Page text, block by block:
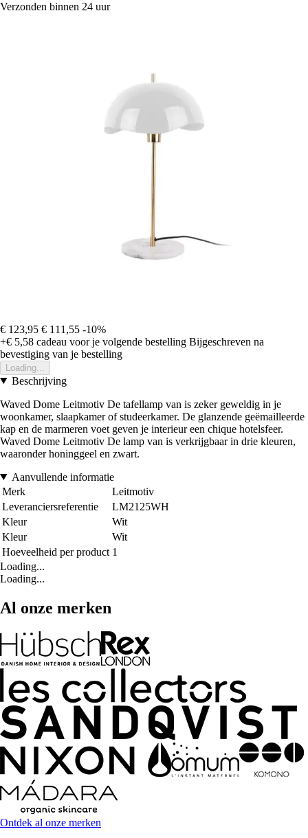
Verzonden binnen 24 uur
€ 123,95 € 111,55 -10%
+€ 5,58 cadeau voor je volgende bestelling Bijgeschreven na
bevestiging van je bestelling
Loading...
Beschrijving
Waved Dome Leitmotiv De tafellamp van is zeker geweldig in je
woonkamer, slaapkamer of studeerkamer. De glanzende geëmailleerde
kap en de marmeren voet geven je interieur een chique hotelsfeer.
Waved Dome Leitmotiv De lamp van is verkrijgbaar in drie kleuren,
waaronder honinggeel en zwart.
Aanvullende informatie
Merk
Leitmotiv
Leveranciersreferentie
LM2125WH
Kleur
Wit
Kleur
Wit
Hoeveelheid per product 1
Loading...
Loading...
Al onze merken
Ontdek al onze merken